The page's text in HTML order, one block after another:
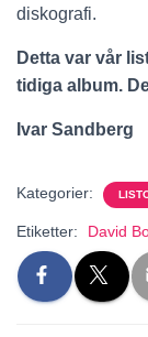
diskografi.
Detta var vår
tidiga album.
Ivar Sandberg
Kategorier:
Etiketter: David